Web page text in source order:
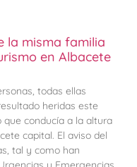
la misma familia
en Albacete
todas ellas
heridas este
que conducía a la altura
capital. El aviso del
tal y como han